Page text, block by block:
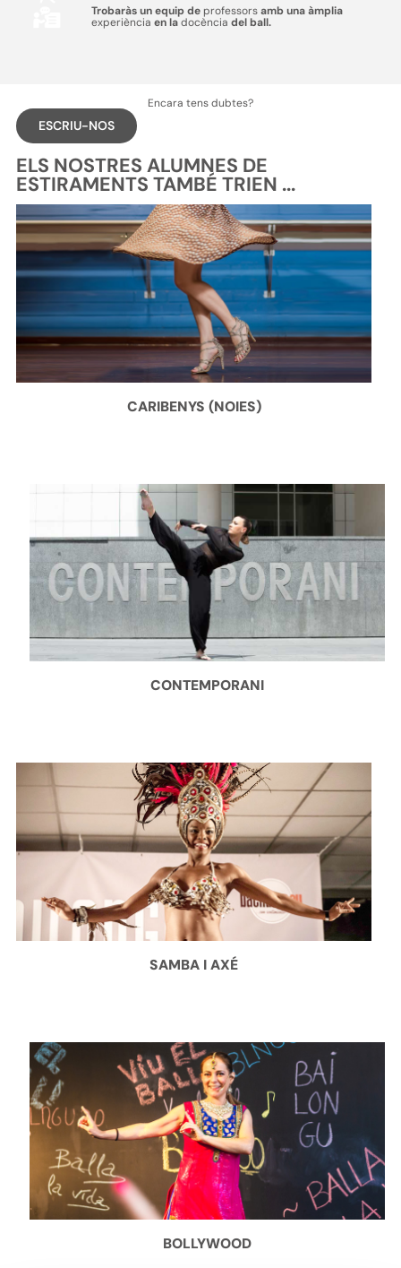
Trobaràs un equip deprofessorsamb una àmplia
experiència en ladocència del ball.
Encara tens dubtes?
ESCRIU-NOS
ELS NOSTRES ALUMNES DE
ESTIRAMENTS TAMBÉ TRIEN ...
CARIBENYS (NOIES)
CONTEMPORANI
SAMBA I AXÉ
BOLLYWOOD